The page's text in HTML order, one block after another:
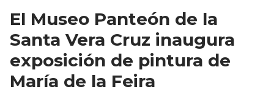
El Museo Panteón de la
Santa Vera Cruz inaugura
exposición de pintura de
María de la Feira